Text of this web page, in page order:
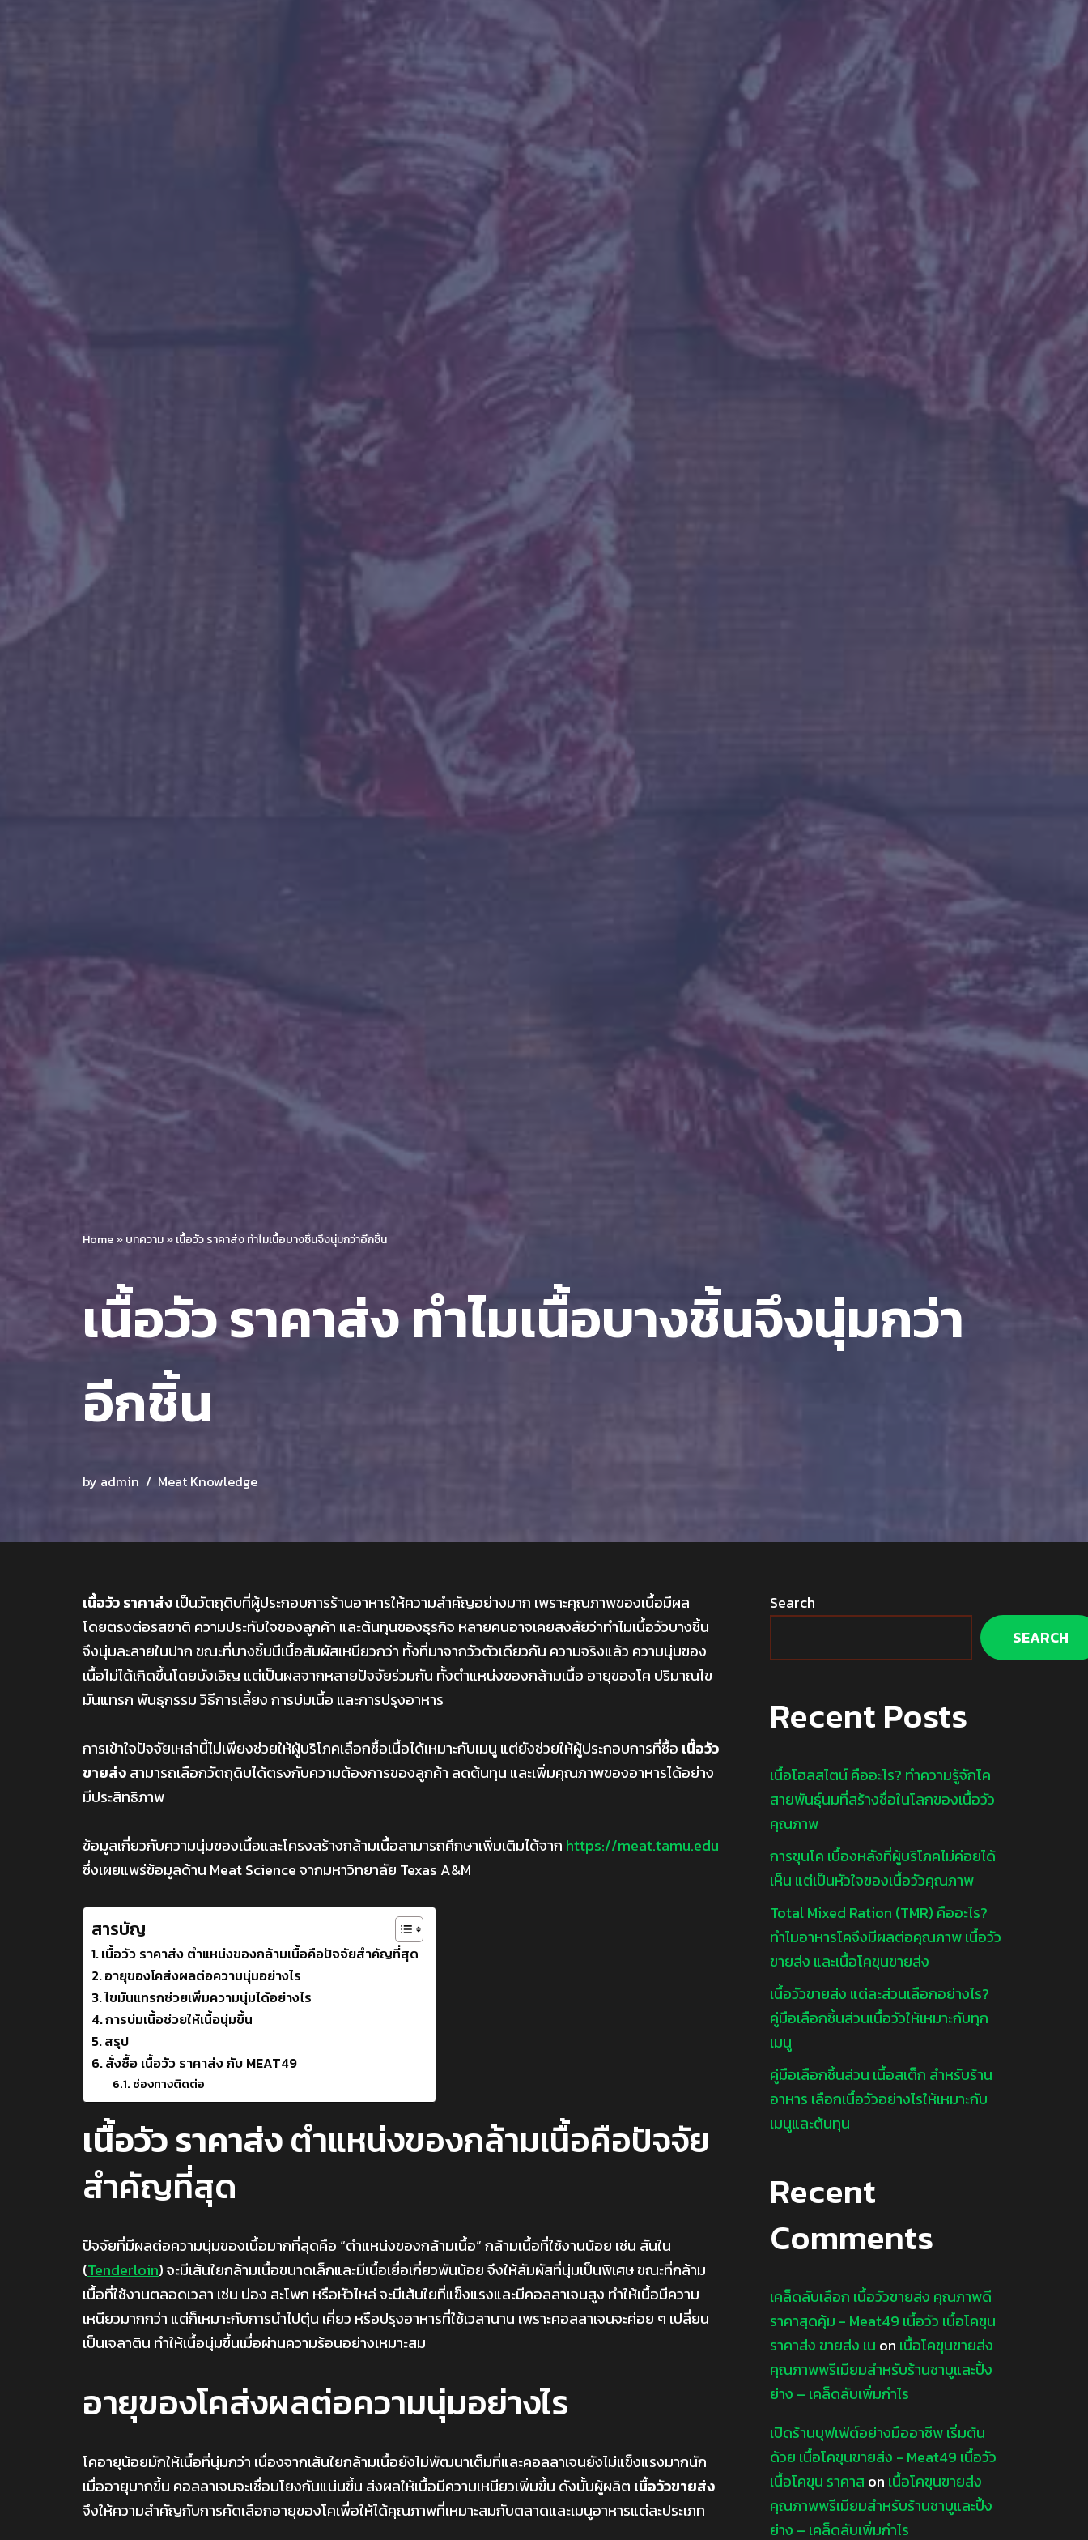
Home»บทความ»เนื้อวัว ราคาส่ง ทำไมเนื้อบางชิ้นจึงนุ่มกว่าอีกชิ้น
เนื้อวัว ราคาส่ง ทำไมเนื้อบางชิ้นจึงนุ่มกว่า
อีกชิ้น
by admin Meat Knowledge
เนื้อวัว ราคาส่งเป็นวัตถุดิบที่ผู้ประกอบการร้านอาหารให้ความสำคัญอย่างมาก เพราะคุณภาพของเนื้อมีผล
โดยตรงต่อรสชาติ ความประทับใจของลูกค้า และต้นทุนของธุรกิจ หลายคนอาจเคยสงสัยว่าทำไมเนื้อวัวบางชิ้น
จึงนุ่มละลายในปาก ขณะที่บางชิ้นมีเนื้อสัมผัสเหนียวกว่า ทั้งที่มาจากวัวตัวเดียวกัน ความจริงแล้ว ความนุ่มของ
เนื้อไม่ได้เกิดขึ้นโดยบังเอิญ แต่เป็นผลจากหลายปัจจัยร่วมกัน ทั้งตำแหน่งของกล้ามเนื้อ อายุของโค ปริมาณไข
มันแทรก พันธุกรรม วิธีการเลี้ยง การบ่มเนื้อ และการปรุงอาหาร
การเข้าใจปัจจัยเหล่านี้ไม่เพียงช่วยให้ผู้บริโภคเลือกซื้อเนื้อได้เหมาะกับเมนู แต่ยังช่วยให้ผู้ประกอบการที่ซื้อ เนื้อวัว
ขายส่งสามารถเลือกวัตถุดิบได้ตรงกับความต้องการของลูกค้า ลดต้นทุน และเพิ่มคุณภาพของอาหารได้อย่าง
มีประสิทธิภาพ
ข้อมูลเกี่ยวกับความนุ่มของเนื้อและโครงสร้างกล้ามเนื้อสามารถศึกษาเพิ่มเติมได้จาก https://meat.tamu.edu
ซึ่งเผยแพร่ข้อมูลด้าน Meat Science จากมหาวิทยาลัย Texas A&M
สารบัญ
เนื้อวัว ราคาส่ง ตำแหน่งของกล้ามเนื้อคือปัจจัยสำคัญที่สุด
อายุของโคส่งผลต่อความนุ่มอย่างไร
ไขมันแทรกช่วยเพิ่มความนุ่มได้อย่างไร
การบ่มเนื้อช่วยให้เนื้อนุ่มขึ้น
สรุป
สั่งซื้อ เนื้อวัว ราคาส่ง กับ MEAT49
ช่องทางติดต่อ
เนื้อวัว ราคาส่งตำแหน่งของกล้ามเนื้อคือปัจจัย
สำคัญที่สุด
ปัจจัยที่มีผลต่อความนุ่มของเนื้อมากที่สุดคือ “ตำแหน่งของกล้ามเนื้อ” กล้ามเนื้อที่ใช้งานน้อย เช่น สันใน
(Tenderloin) จะมีเส้นใยกล้ามเนื้อขนาดเล็กและมีเนื้อเยื่อเกี่ยวพันน้อย จึงให้สัมผัสที่นุ่มเป็นพิเศษ ขณะที่กล้าม
เนื้อที่ใช้งานตลอดเวลา เช่น น่อง สะโพก หรือหัวไหล่ จะมีเส้นใยที่แข็งแรงและมีคอลลาเจนสูง ทำให้เนื้อมีความ
เหนียวมากกว่า แต่ก็เหมาะกับการนำไปตุ๋น เคี่ยว หรือปรุงอาหารที่ใช้เวลานาน เพราะคอลลาเจนจะค่อย ๆ เปลี่ยน
เป็นเจลาติน ทำให้เนื้อนุ่มขึ้นเมื่อผ่านความร้อนอย่างเหมาะสม
อายุของโคส่งผลต่อความนุ่มอย่างไร
โคอายุน้อยมักให้เนื้อที่นุ่มกว่า เนื่องจากเส้นใยกล้ามเนื้อยังไม่พัฒนาเต็มที่และคอลลาเจนยังไม่แข็งแรงมากนัก
เมื่ออายุมากขึ้น คอลลาเจนจะเชื่อมโยงกันแน่นขึ้น ส่งผลให้เนื้อมีความเหนียวเพิ่มขึ้น ดังนั้นผู้ผลิต เนื้อวัวขายส่ง
จึงให้ความสำคัญกับการคัดเลือกอายุของโคเพื่อให้ได้คุณภาพที่เหมาะสมกับตลาดและเมนูอาหารแต่ละประเภท
Search
SEARCH
Recent Posts
เนื้อโฮลสไตน์ คืออะไร? ทำความรู้จักโค
สายพันธุ์นมที่สร้างชื่อในโลกของเนื้อวัว
คุณภาพ
การขุนโค เบื้องหลังที่ผู้บริโภคไม่ค่อยได้
เห็น แต่เป็นหัวใจของเนื้อวัวคุณภาพ
Total Mixed Ration (TMR) คืออะไร?
ทำไมอาหารโคจึงมีผลต่อคุณภาพ เนื้อวัว
ขายส่ง และเนื้อโคขุนขายส่ง
เนื้อวัวขายส่ง แต่ละส่วนเลือกอย่างไร?
คู่มือเลือกชิ้นส่วนเนื้อวัวให้เหมาะกับทุก
เมนู
คู่มือเลือกชิ้นส่วน เนื้อสเต็ก สำหรับร้าน
อาหาร เลือกเนื้อวัวอย่างไรให้เหมาะกับ
เมนูและต้นทุน
Recent
Comments
เคล็ดลับเลือก เนื้อวัวขายส่ง คุณภาพดี
ราคาสุดคุ้ม - Meat49 เนื้อวัว เนื้อโคขุน
ราคาส่ง ขายส่ง เน on เนื้อโคขุนขายส่ง
คุณภาพพรีเมียมสำหรับร้านชาบูและปิ้ง
ย่าง – เคล็ดลับเพิ่มกำไร
เปิดร้านบุฟเฟ่ต์อย่างมืออาชีพ เริ่มต้น
ด้วย เนื้อโคขุนขายส่ง - Meat49 เนื้อวัว
เนื้อโคขุน ราคาส on เนื้อโคขุนขายส่ง
คุณภาพพรีเมียมสำหรับร้านชาบูและปิ้ง
ย่าง – เคล็ดลับเพิ่มกำไร